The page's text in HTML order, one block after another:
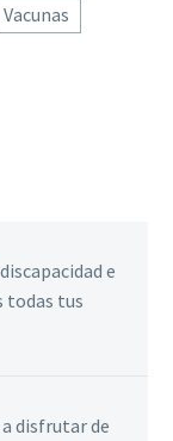
Vacunas
e
todas tus
a disfrutar de